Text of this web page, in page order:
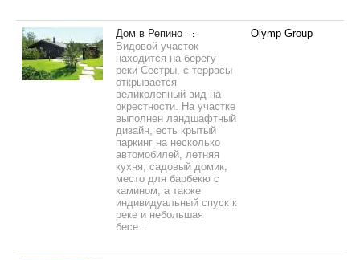
Дом в Репино
Видовой участок
находится на берегу
реки Сестры, с террасы
открывается
великолепный вид на
окрестности. На участке
выполнен ландшафтный
дизайн, есть крытый
паркинг на несколько
автомобилей, летняя
кухня, садовый домик,
место для барбекю с
камином, а также
индивидуальный спуск к
реке и небольшая
бесе...
Olymp Group